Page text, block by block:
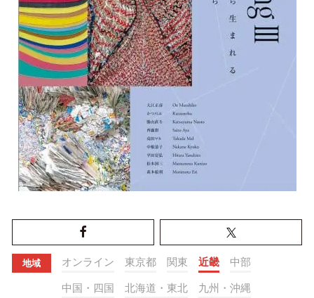
地域 オンライン 東京都 関東 近畿 中部
中国・四国 北海道・東北 九州・沖縄